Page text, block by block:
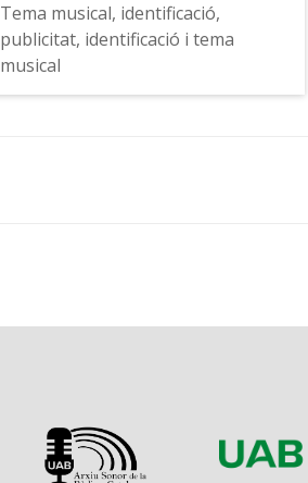
Tema musical, identificació,
publicitat, identificació i tema
musical